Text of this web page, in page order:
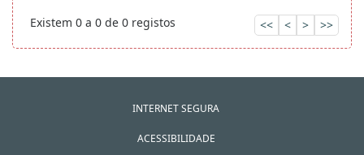
Existem 0 a 0 de 0 registos << < > >>
INTERNET SEGURA
ACESSIBILIDADE